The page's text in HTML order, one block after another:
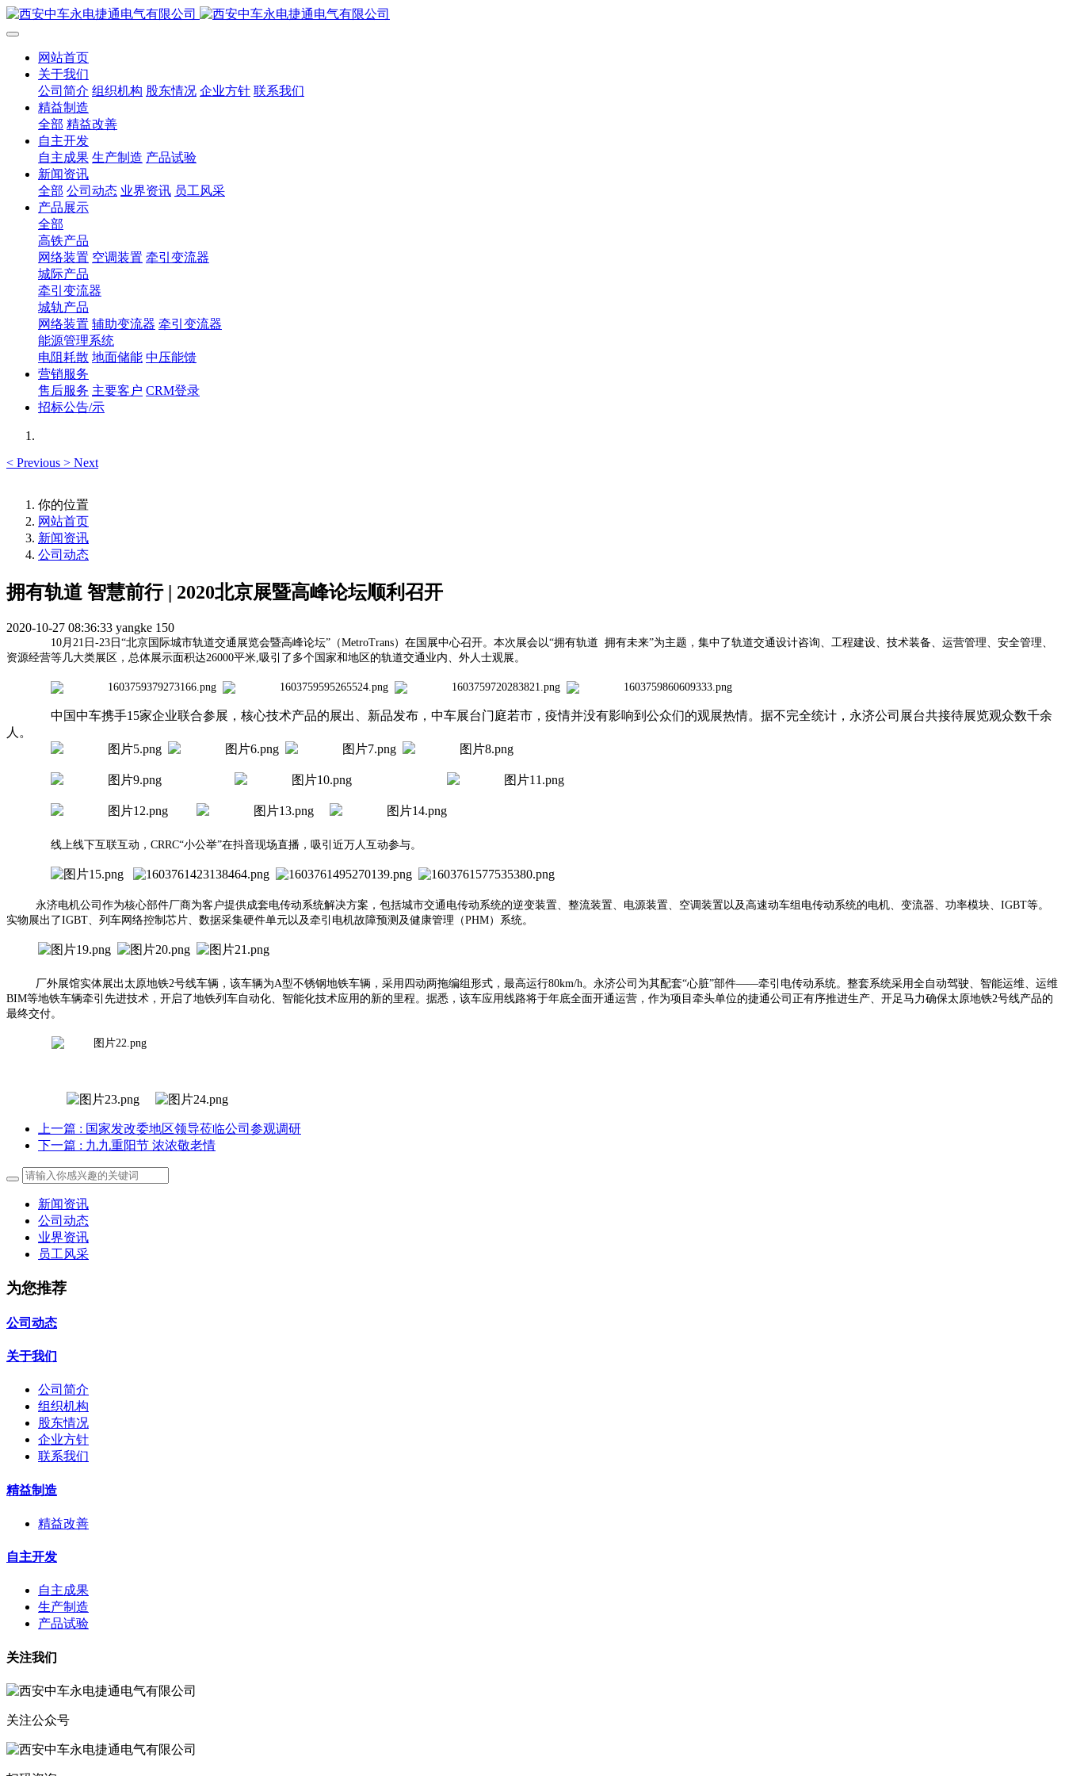
网站首页
关于我们
公司简介 组织机构 股东情况 企业方针 联系我们
精益制造
全部 精益改善
自主开发
自主成果 生产制造 产品试验
新闻资讯
全部 公司动态 业界资讯 员工风采
产品展示
全部
高铁产品
网络装置 空调装置 牵引变流器
城际产品
牵引变流器
城轨产品
网络装置 辅助变流器 牵引变流器
能源管理系统
电阻耗散 地面储能 中压能馈
营销服务
售后服务 主要客户 CRM登录
招标公告/示
< Previous > Next
你的位置
网站首页
新闻资讯
公司动态
拥有轨道 智慧前行 | 2020北京展暨高峰论坛顺利召开
2020-10-27 08:36:33 yangke 150
10月21日-23日“北京国际城市轨道交通展览会暨高峰论坛”（MetroTrans）在国展中心召开。本次展会以“拥有轨道 拥有未来”为主题，集中了轨道交通设计咨询、工程建设、技术装备、运营管理、安全管理、
资源经营等几大类展区，总体展示面积达26000平米,吸引了多个国家和地区的轨道交通业内、外人士观展。
中国中车携手15家企业联合参展，核心技术产品的展出、新品发布，中车展台门庭若市，疫情并没有影响到公众们的观展热情。据不完全统计，永济公司展台共接待展览观众数千余
人。
线上线下互联互动，CRRC“小公举”在抖音现场直播，吸引近万人互动参与。
永济电机公司作为核心部件厂商为客户提供成套电传动系统解决方案，包括城市交通电传动系统的逆变装置、整流装置、电源装置、空调装置以及高速动车组电传动系统的电机、变流器、功率模块、 IGBT等。
实物展出了IGBT、列车网络控制芯片、数据采集硬件单元以及牵引电机故障预测及健康管理（PHM）系统。
厂外展馆实体展出太原地铁2号线车辆，该车辆为A型不锈钢地铁车辆，采用四动两拖编组形式，最高运行80km/h。永济公司为其配套“心脏”部件——牵引电传动系统。整套系统采用全自动驾驶、智能运维、运维
BIM等地铁车辆牵引先进技术，开启了地铁列车自动化、智能化技术应用的新的里程。据悉，该车应用线路将于年底全面开通运营，作为项目牵头单位的捷通公司正有序推进生产、开足马力确保太原地铁2号线产品的
最终交付。
上一篇 : 国家发改委地区领导莅临公司参观调研
下一篇 : 九九重阳节 浓浓敬老情
新闻资讯
公司动态
业界资讯
员工风采
为您推荐
公司动态
关于我们
公司简介
组织机构
股东情况
企业方针
联系我们
精益制造
精益改善
自主开发
自主成果
生产制造
产品试验
关注我们
关注公众号